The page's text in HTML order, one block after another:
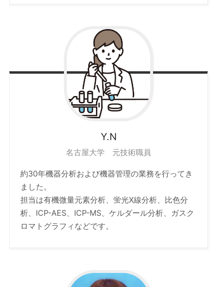
Y.N
名古屋大学 元技術職員
約30年機器分析および機器管理の業務を行ってき
ました。
担当は有機微量元素分析、蛍光X線分析、比色分
析、ICP-AES、ICP-MS、ケルダール分析、ガスク
ロマトグラフィなどです。